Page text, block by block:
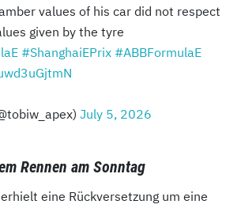
values of his car did not respect
given by the tyre
#ShanghaiEPrix #ABBFormulaE
July 5, 2026
Rennen am Sonntag
erhielt eine Rückversetzung um eine